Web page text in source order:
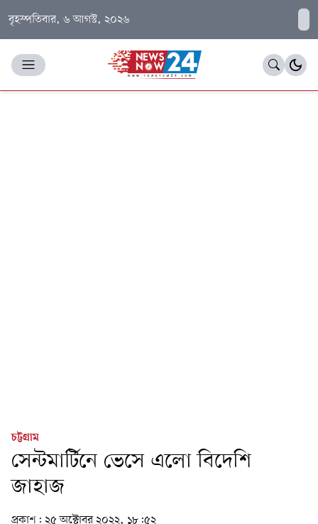
বৃহস্পতিবার, ৬ আগস্ট, ২০২৬
চট্টগ্রাম
সেন্টমার্টিনে ভেসে এলো বিদেশি
জাহাজ
প্রকাশ: ২৫ অক্টোবর ২০২২, ১৮:৫২